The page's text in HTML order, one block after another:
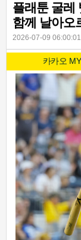
플래툰 굴레
함께 날아오
2026-07-09 06:00:01
카카오